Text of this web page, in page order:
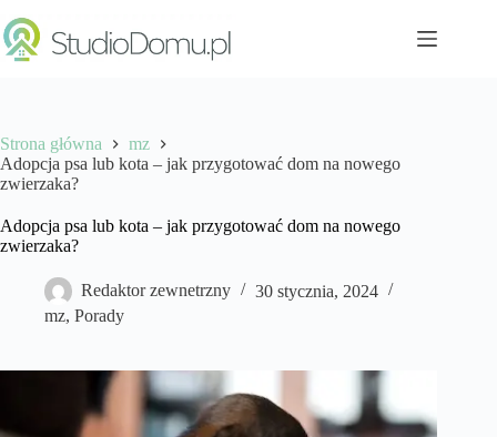
do
treści
Strona główna
mz
Adopcja psa lub kota – jak przygotować dom na nowego
zwierzaka?
Adopcja psa lub kota – jak przygotować dom na nowego
zwierzaka?
Redaktor zewnetrzny
30 stycznia, 2024
mz, Porady